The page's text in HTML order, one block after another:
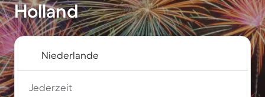
Holland
Jederzeit